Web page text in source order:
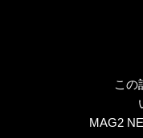
この
MAG2